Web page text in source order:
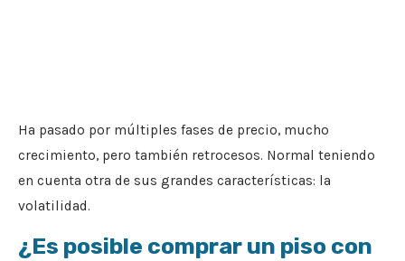
Ha pasado por múltiples fases de precio, mucho
crecimiento, pero también retrocesos. Normal teniendo
en cuenta otra de sus grandes características: la
volatilidad.
¿Es posible comprar un piso con